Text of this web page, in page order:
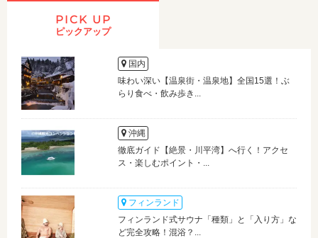
PICK UP
ピックアップ
国内
味わい深い【温泉街・温泉地】全国15選！ぶ
らり食べ・飲み歩き...
沖縄
徹底ガイド【絶景・川平湾】へ行く！アクセ
ス・楽しむポイント・...
フィンランド
フィンランド式サウナ「種類」と「入り方」な
ど完全攻略！混浴？...